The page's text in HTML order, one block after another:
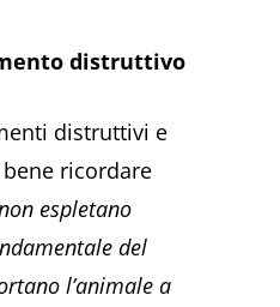
distruttivo
distruttivi e
ricordare
espletano
del
l’animale a